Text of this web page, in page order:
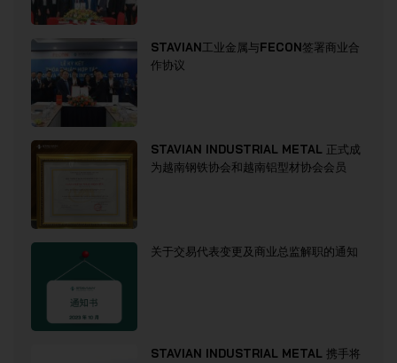
STAVIAN工业金属与FECON签署商业合
作协议
STAVIAN INDUSTRIAL METAL 正式成
为越南钢铁协会和越南铝型材协会会员
关于交易代表变更及商业总监解职的通知
STAVIAN INDUSTRIAL METAL 携手将